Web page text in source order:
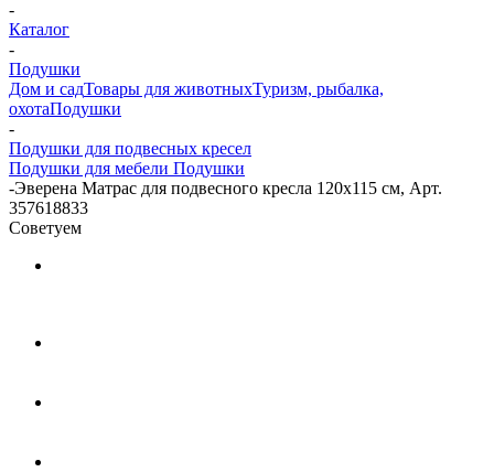
-
Каталог
-
Подушки
Дом и садТовары для животныхТуризм, рыбалка,
охотаПодушки
-
Подушки для подвесных кресел
Подушки для мебели Подушки
-Эверена Матрас для подвесного кресла 120х115 см, Арт.
357618833
Советуем